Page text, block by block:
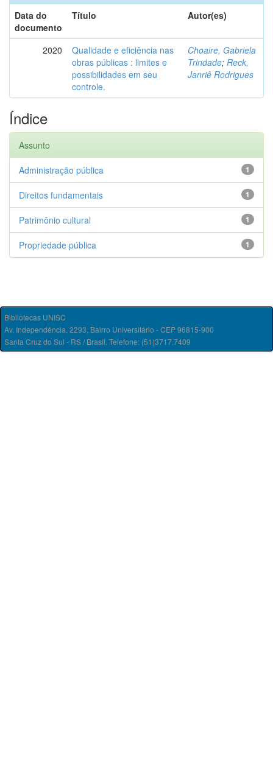
Data do
documento
Título Autor(es)
2020
Qualidade e eficiência nas
obras públicas : limites e
possibilidades em seu
controle.
Choaire, Gabriela
Trindade; Reck,
Janriê Rodrigues
Índice
Assunto
1
Administração pública
1
Direitos fundamentais
1
Patrimônio cultural
1
Propriedade pública
Bibliotecas UNISC
Av. Independência, 2293, Bairro Universitário - CEP 96815-900
Santa Cruz do Sul - RS / Brasil. Telefone: (51)3717.7409